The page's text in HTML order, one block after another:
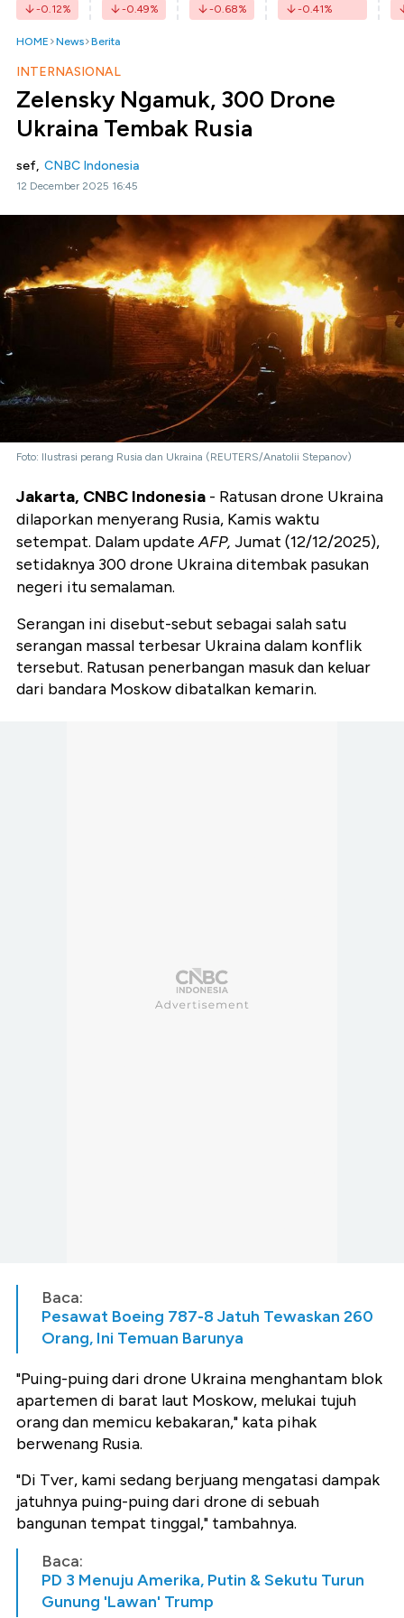
-0.12% -0.49% -0.68% -0.41%
HOME News Berita
INTERNASIONAL
Zelensky Ngamuk, 300 Drone
Ukraina Tembak Rusia
sef, CNBC Indonesia
12 December 2025 16:45
Foto: Ilustrasi perang Rusia dan Ukraina (REUTERS/Anatolii Stepanov)
Jakarta, CNBC Indonesia - Ratusan drone Ukraina
dilaporkan menyerang Rusia, Kamis waktu
setempat. Dalam updateAFP, Jumat (12/12/2025),
setidaknya 300 drone Ukraina ditembak pasukan
negeri itu semalaman.
Serangan ini disebut-sebut sebagai salah satu
serangan massal terbesar Ukraina dalam konflik
tersebut. Ratusan penerbangan masuk dan keluar
dari bandara Moskow dibatalkan kemarin.
Baca:
Pesawat Boeing 787-8 Jatuh Tewaskan 260
Orang, Ini Temuan Barunya
"Puing-puing dari drone Ukraina menghantam blok
apartemen di barat laut Moskow, melukai tujuh
orang dan memicu kebakaran," kata pihak
berwenang Rusia.
"Di Tver, kami sedang berjuang mengatasi dampak
jatuhnya puing-puing dari drone di sebuah
bangunan tempat tinggal," tambahnya.
Baca:
PD 3 Menuju Amerika, Putin & Sekutu Turun
Gunung 'Lawan' Trump